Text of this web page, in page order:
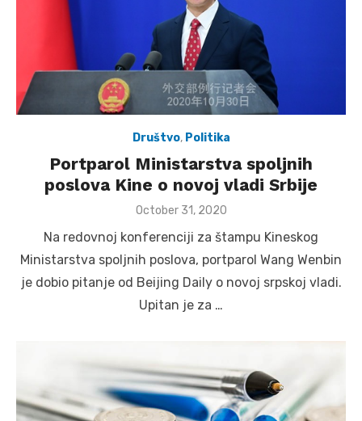
Društvo, Politika
Portparol Ministarstva spoljnih
poslova Kine o novoj vladi Srbije
Posted
October 31, 2020
Na redovnoj konferenciji za štampu Kineskog
Ministarstva spoljnih poslova, portparol Wang Wenbin
je dobio pitanje od Beijing Daily o novoj srpskoj vladi.
Upitan je za …